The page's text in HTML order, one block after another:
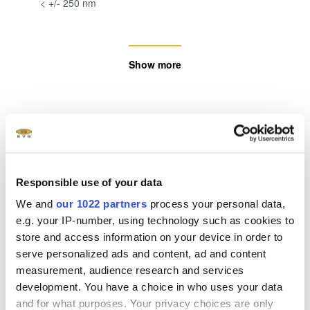
Responsible use of your data
We and our 1022 partners process your personal data,
e.g. your IP-number, using technology such as cookies to
store and access information on your device in order to
serve personalized ads and content, ad and content
measurement, audience research and services
development. You have a choice in who uses your data
and for what purposes. Your privacy choices are only
Show more
Related downloads
Brochure JP - 2.23 MB
SmartNIL®with High Refractive Index Material
White Paper - 2.3 MB
SmartNIL ®
high-pattern-fidelity replication
using TOK TPIR™-2000S NL White Paper
- 0.86